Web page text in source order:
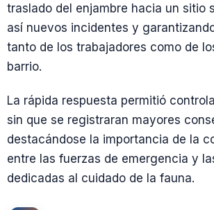
traslado del enjambre hacia un sitio
así nuevos incidentes y
tanto de los trabajadores como de
barrio.
La rápida respuesta permitió
sin que se registraran mayores
destacándose la importancia de la
entre las fuerzas de emergencia y
dedicadas al cuidado de la fauna.